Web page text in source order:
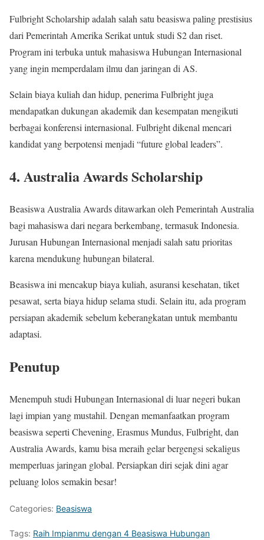
Fulbright Scholarship adalah salah satu beasiswa paling prestisius
dari Pemerintah Amerika Serikat untuk studi S2 dan riset.
Program ini terbuka untuk mahasiswa Hubungan Internasional
yang ingin memperdalam ilmu dan jaringan di AS.
Selain biaya kuliah dan hidup, penerima Fulbright juga
mendapatkan dukungan akademik dan kesempatan mengikuti
berbagai konferensi internasional. Fulbright dikenal mencari
kandidat yang berpotensi menjadi “future global leaders”.
4. Australia Awards Scholarship
Beasiswa Australia Awards ditawarkan oleh Pemerintah Australia
bagi mahasiswa dari negara berkembang, termasuk Indonesia.
Jurusan Hubungan Internasional menjadi salah satu prioritas
karena mendukung hubungan bilateral.
Beasiswa ini mencakup biaya kuliah, asuransi kesehatan, tiket
pesawat, serta biaya hidup selama studi. Selain itu, ada program
persiapan akademik sebelum keberangkatan untuk membantu
adaptasi.
Penutup
Menempuh studi Hubungan Internasional di luar negeri bukan
lagi impian yang mustahil. Dengan memanfaatkan program
beasiswa seperti Chevening, Erasmus Mundus, Fulbright, dan
Australia Awards, kamu bisa meraih gelar bergengsi sekaligus
memperluas jaringan global. Persiapkan diri sejak dini agar
peluang lolos semakin besar!
Categories: Beasiswa
Tags: Raih Impianmu dengan 4 Beasiswa Hubungan